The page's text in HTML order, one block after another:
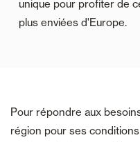
unique pour profiter de
plus enviées d'Europe.
Pour répondre aux
région pour ses